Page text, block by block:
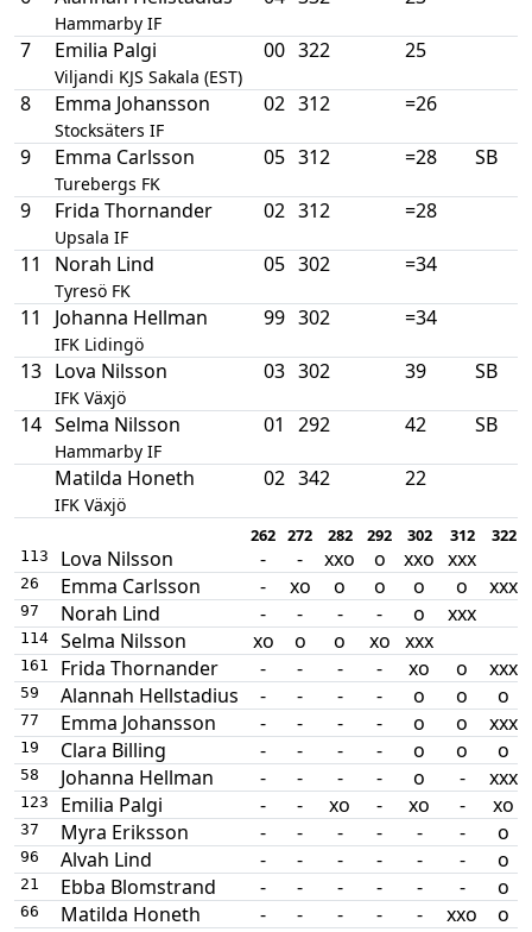
Hammarby IF
7 Emilia Palgi
Viljandi KJS Sakala (EST)
00 322 25
8 Emma Johansson
Stocksäters IF
02 312 =26
9 Emma Carlsson
Turebergs FK
05 312 =28 SB
9 Frida Thornander
Upsala IF
02 312 =28
11 Norah Lind
Tyresö FK
05 302 =34
11 Johanna Hellman
IFK Lidingö
99 302 =34
13 Lova Nilsson
IFK Växjö
03 302 39 SB
14 Selma Nilsson
Hammarby IF
01 292 42 SB
Matilda Honeth
IFK Växjö
02 342 22
262 272 282 292 302 312 322
113 Lova Nilsson - - xxo o xxo xxx
26 Emma Carlsson - xo o o o o xxx
97 Norah Lind - - - - o xxx
114 Selma Nilsson xo o o xo xxx
161 Frida Thornander - - - - xo o xxx
59 Alannah Hellstadius - - - - o o o
77 Emma Johansson - - - - o o xxx
19 Clara Billing - - - - o o o
58 Johanna Hellman - - - - o - xxx
123 Emilia Palgi - - xo - xo - xo
37 Myra Eriksson - - - - - - o
96 Alvah Lind - - - - - - o
21 Ebba Blomstrand - - - - - - o
66 Matilda Honeth - - - - - xxo o